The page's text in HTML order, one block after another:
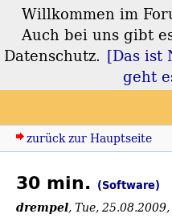
Forum
Umwelt
zurück zur Hauptseite
30 min. (Software)
drempel,Tue,
Willkommen im
Auch bei uns gibt
Datenschutz. [Das ist
geht